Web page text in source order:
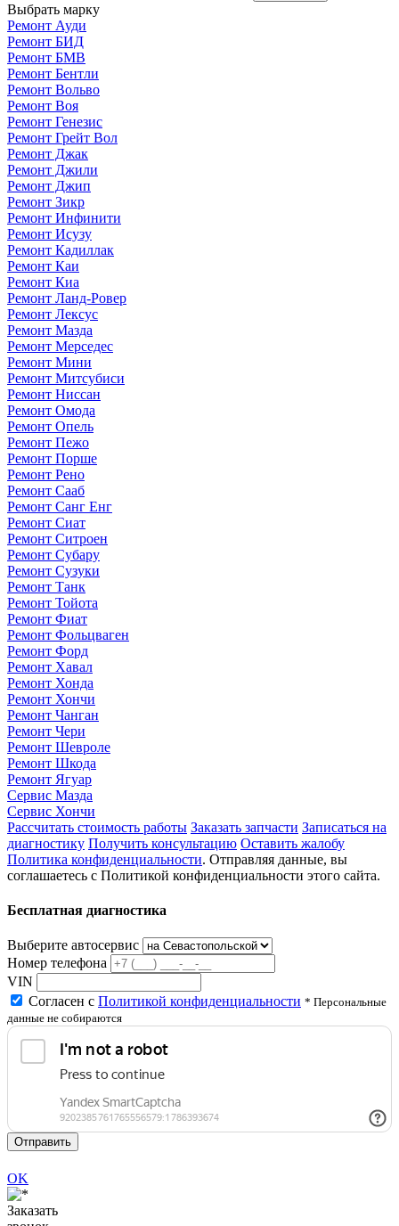
Выбрать марку
Ремонт Ауди
Ремонт БИД
Ремонт БМВ
Ремонт Бентли
Ремонт Вольво
Ремонт Воя
Ремонт Генезис
Ремонт Грейт Вол
Ремонт Джак
Ремонт Джили
Ремонт Джип
Ремонт Зикр
Ремонт Инфинити
Ремонт Исузу
Ремонт Кадиллак
Ремонт Каи
Ремонт Киа
Ремонт Ланд-Ровер
Ремонт Лексус
Ремонт Мазда
Ремонт Мерседес
Ремонт Мини
Ремонт Митсубиси
Ремонт Ниссан
Ремонт Омода
Ремонт Опель
Ремонт Пежо
Ремонт Порше
Ремонт Рено
Ремонт Сааб
Ремонт Санг Енг
Ремонт Сиат
Ремонт Ситроен
Ремонт Субару
Ремонт Сузуки
Ремонт Танк
Ремонт Тойота
Ремонт Фиат
Ремонт Фольцваген
Ремонт Форд
Ремонт Хавал
Ремонт Хонда
Ремонт Хончи
Ремонт Чанган
Ремонт Чери
Ремонт Шевроле
Ремонт Шкода
Ремонт Ягуар
Сервис Мазда
Сервис Хончи
Рассчитать стоимость работы Заказать запчасти Записаться на
диагностику Получить консультацию Оставить жалобу
Политика конфиденциальности. Отправляя данные, вы
соглашаетесь с Политикой конфиденциальности этого сайта.
Бесплатная диагностика
Выберите автосервис
Номер телефона
VIN
Согласен с Политикой конфиденциальности * Персональные
данные не собираются
Отправить
OK
Заказать